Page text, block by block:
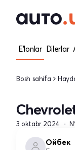
E'lonlar Dilerlar
Bosh sahifa
3 oktabr 2024
Ойбек